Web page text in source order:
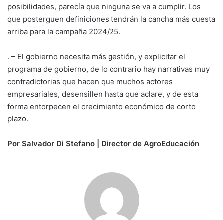
posibilidades, parecía que ninguna se va a cumplir. Los
que posterguen definiciones tendrán la cancha más cuesta
arriba para la campaña 2024/25.
. – El gobierno necesita más gestión, y explicitar el
programa de gobierno, de lo contrario hay narrativas muy
contradictorias que hacen que muchos actores
empresariales, desensillen hasta que aclare, y de esta
forma entorpecen el crecimiento económico de corto
plazo.
Por Salvador Di Stefano | Director de AgroEducación